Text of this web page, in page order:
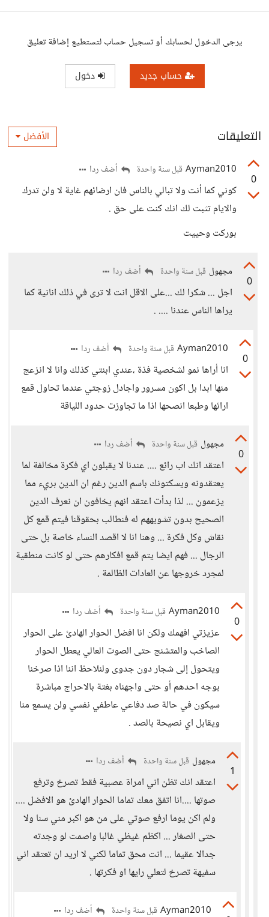
يرجى الدخول لحسابك أو تسجيل حساب لتستطيع إضافة تعليق
حساب جديد دخول
التعليقات الأفضل
0
Ayman2010 قبل سنة واحدة أضف ردا
كوني كما أنت ولا تبالي بالناس فان ارضائهم غاية لا ولن تدرك
والايام تثبت لك انك كنت على حق .
بوركت وحييت
0
مجهول قبل سنة واحدة أضف ردا
اجل ... شكرا لك ...على الاقل انت لا ترى في ذلك انانية كما
يراها الناس عندنا .... .
0
Ayman2010 قبل سنة واحدة أضف ردا
انا أراها نمو لشخصية فذة ،عندي ابنتي كذلك وانا لا انزعج
منها ابدا بل اكون مسرور واجادل زوجتي عندما تحاول قمع
ارائها وطبعا انصحها اذا ما تجاوزت حدود اللياقة
0
مجهول قبل سنة واحدة أضف ردا
اعتقد انك اب رائع .... عندنا لا يقبلون اي فكرة مخالفة لما
يعتقدونه ويسكتونك باسم الدين رغم ان الدين بريء مما
يزعمون ... لذا بدأت اعتقد انهم يخافون ان نعرف الدين
الصحيح بدون تشويههم له فنطالب بحقوقنا فيتم قمع كل
نقاش وكل فكرة ... وهنا انا لا اقصد النساء خاصة بل حتى
الرجال ... فهم ايضا يتم قمع افكارهم حتى لو كانت منطقية
لمجرد خروجها عن العادات الظالمة .
0
Ayman2010 قبل سنة واحدة أضف ردا
عزيزتي افهمك ولكن انا افضل الحوار الهادئ على الحوار
الصاخب والمتشنج حتى الصوت العالي يعطل الحوار
ويتحول إلى شجار دون جدوى ولنلاحظ اننا اذا صرخنا
بوجه احدهم أو حتى واجهناه بغتة بالاحراج مباشرة
سيكون في حالة صد دفاعي عاطفي نفسي ولن يسمع منا
ويقابل اي نصيحة بالصد .
1
مجهول قبل سنة واحدة أضف ردا
اعتقد انك تظن اني امراة عصبية فقط تصرخ وترفع
صوتها ....انا اتفق معك تماما الحوار الهادئ هو الافضل ....
ولم اكن يوما ارفع صوتي على من هو اكبر مني سنا ولا
حتى الصغار ... اكظم غيظي غالبا واصمت لو وجدته
جدالا عقيما ... انت محق تماما لكني لا اريد ان تعتقد اني
سفيهة تصرخ لتعلي رايها او فكرتها .
Ayman2010 قبل سنة واحدة أضف ردا